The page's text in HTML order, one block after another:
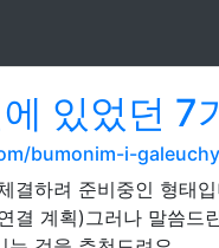
있었던 7
bumonim-i-
결하려 준비중인 형태
결 계획)그러나 말씀